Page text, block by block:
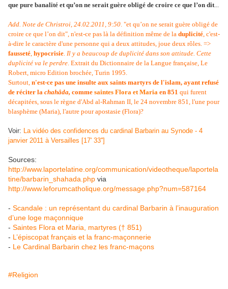
que pure banalité et qu’on ne serait guère obligé de croire ce que l’on dit...
Add. Note de Christroi, 24.02.2011, 9:50. "et qu’on ne serait guère obligé de
croire ce que l’on dit", n'est-ce pas là la définition même de la duplicité, c'est-
à-dire le caractère d'une personne qui a deux attitudes, joue deux rôles. =>
fausseté, hypocrisie. Il y a beaucoup de duplicité dans son attitude. Cette
duplicité va le perdre. Extrait du Dictionnaire de la Langue française, Le
Robert, micro Edition brochée, Turin 1995.
Surtout, n'est-ce pas une insulte aux saints martyrs de l'islam, ayant refusé
de réciter la chahâda, comme saintes Flora et Maria en 851 qui furent
décapitées, sous le règne d'Abd al-Rahman II, le 24 novembre 851, l'une pour
blasphème (Maria), l'autre pour apostasie (Flora)?
Voir: La vidéo des confidences du cardinal Barbarin au Synode - 4
janvier 2011 à Versailles [17' 33'']
Sources:
http://www.laportelatine.org/communication/videotheque/laportela
tine/barbarin_shahada.php via
http://www.leforumcatholique.org/message.php?num=587164
- Scandale : un représentant du cardinal Barbarin à l’inauguration
d’une loge maçonnique
- Saintes Flora et Maria, martyres († 851)
- L’épiscopat français et la franc-maçonnerie
- Le Cardinal Barbarin chez les franc-maçons
#Religion